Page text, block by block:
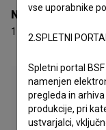
Nagrade
1 nagrada
vse uporabnike
2.SPLETNI
Spletni portal
namenjen
pregleda in
produkcije, pri
ustvarjalci,